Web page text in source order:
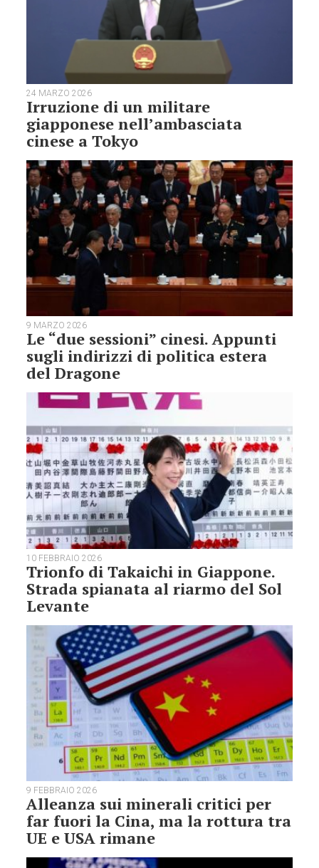
24 MARZO 2026
Irruzione di un militare
giapponese nell’ambasciata
cinese a Tokyo
9 MARZO 2026
Le “due sessioni” cinesi. Appunti
sugli indirizzi di politica estera
del Dragone
10 FEBBRAIO 2026
Trionfo di Takaichi in Giappone.
Strada spianata al riarmo del Sol
Levante
9 FEBBRAIO 2026
Alleanza sui minerali critici per
far fuori la Cina, ma la rottura tra
UE e USA rimane